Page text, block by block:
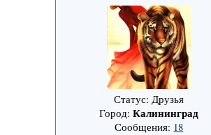
Статус: Друзья
Город:Калининград
Сообщения: 18